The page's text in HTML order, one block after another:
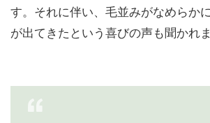
す。それに伴い、毛並みがなめらか
が出てきたという喜びの声も聞かれま